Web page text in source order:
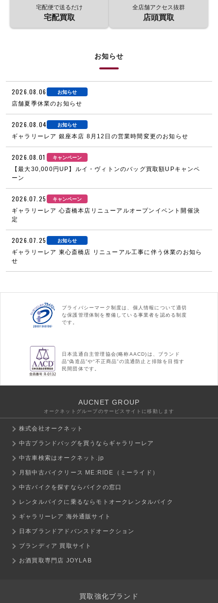
宅配便で送るだけ
宅配買取
全店舗アクセス抜群
店頭買取
お知らせ
2026.08.06 お知らせ
店舗夏季休業のお知らせ
2026.08.04 お知らせ
ギャラリーレア 銀座本店 8月12日の営業時間変更のお知らせ
2026.08.01 キャンペーン
【最大30,000円UP】ルイ・ヴィトンのバッグ買取額UPキャンペ
ーン
2026.07.25 キャンペーン
ギャラリーレア 心斎橋本店リニューアルオープンイベント開催決
定
2026.07.25 お知らせ
ギャラリーレア 東心斎橋店 リニューアル工事に伴う休業のお知ら
せ
プライバシーマーク制度は、個人情報について適切
な保護管理体制を整備している事業者を認める制度
です。
日本流通自主管理協会(略称AACD)は、ブランド
品“偽造品”や“不正商品”の流通防止と排除を目指す
民間団体です。
AUCNET GROUP
オークネットグループのサービスサイトに移動します
株式会社オークネット
中古ブランドバッグを買うならギャラリーレア
中古車検索はオークネット.jp
月額中古バイクリース ME:RIDE（ミーライド）
中古バイクを探すならバイクの窓口
レンタルバイクに乗るならモトオークレンタルバイク
ギャラリーレア 海外通販サイト
日本ブランドアドバンスドオークション
ブランディア 買取サイト
お酒買取専門店 JOYLAB
買取強化ブランド